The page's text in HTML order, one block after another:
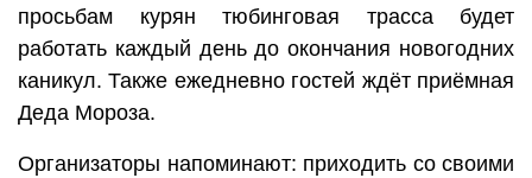
просьбам курян тюбинговая трасса будет
работать каждый день до окончания новогодних
каникул. Также ежедневно гостей ждёт приёмная
Деда Мороза.
Организаторы напоминают: приходить со своими